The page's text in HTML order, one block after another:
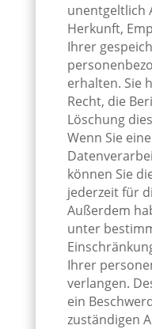
unentgeltlich
Herkunft,
Ihrer
erhalten. Sie
Recht, die
Löschung
Wenn Sie
können Sie
jederzeit für
Außerdem
unter
Ihrer
verlangen.
ein
zuständigen